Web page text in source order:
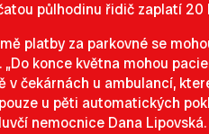
půlhodinu řidič zaplatí 20
platby za parkovné se
konce května mohou
v čekárnách u ambulancí,
u pěti automatických
nemocnice Dana Lipovská.